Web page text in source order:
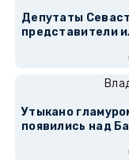
Депутаты
представители
Утыкано
появились над